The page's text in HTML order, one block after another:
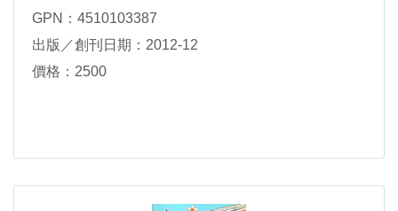
GPN：4510103387
出版／創刊日期：2012-12
價格：2500